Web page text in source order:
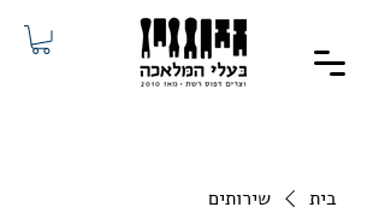
בית שירותים